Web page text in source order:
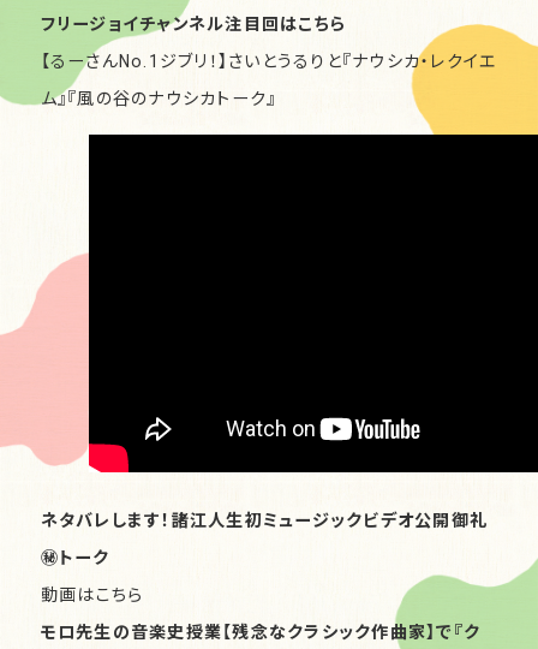
フリージョイチャンネル注目回はこちら
【るーさんNo.1ジブリ！】さいとうるりと『ナウシカ・レクイエ
ム』『風の谷のナウシカトーク』
ネタバレします！諸江人生初ミュージックビデオ公開御礼
㊙︎トーク
動画はこちら
モロ先生の音楽史授業【残念なクラシック作曲家】で『ク